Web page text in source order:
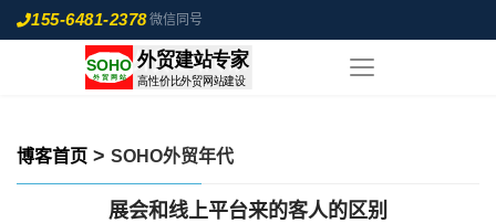
155-6481-2378微信同号
博客首页 > SOHO外贸年代
展会和线上平台来的客人的区别